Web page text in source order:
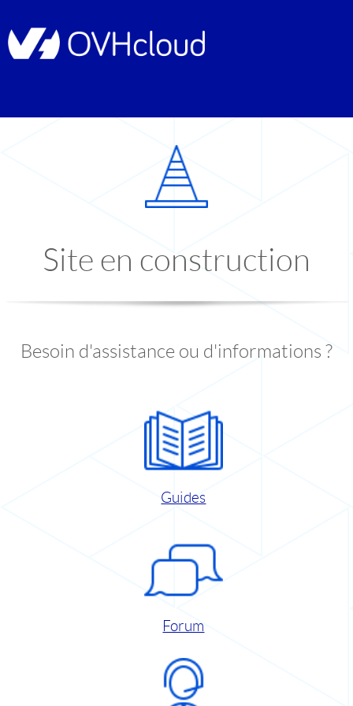
Site en construction
Besoin d'assistance ou d'informations ?
Guides
Forum